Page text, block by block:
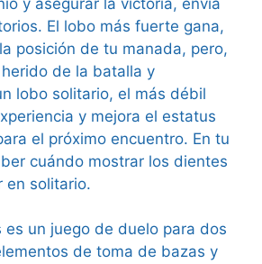
El lobo más fuerte gana,
posición de tu manada, pero,
de la batalla y
lobo solitario, el más débil
y mejora el estatus
el próximo encuentro. En tu
cuándo mostrar los dientes
en solitario.
es un juego de duelo para dos
de toma de bazas y